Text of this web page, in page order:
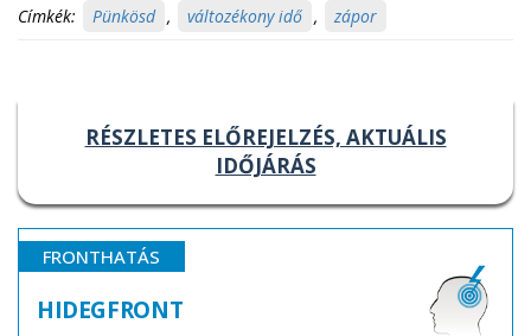
Címkék: Pünkösd , változékony idő , zápor
RÉSZLETES ELŐREJELZÉS, AKTUÁLIS
IDŐJÁRÁS
FRONTHATÁS
HIDEGFRONT